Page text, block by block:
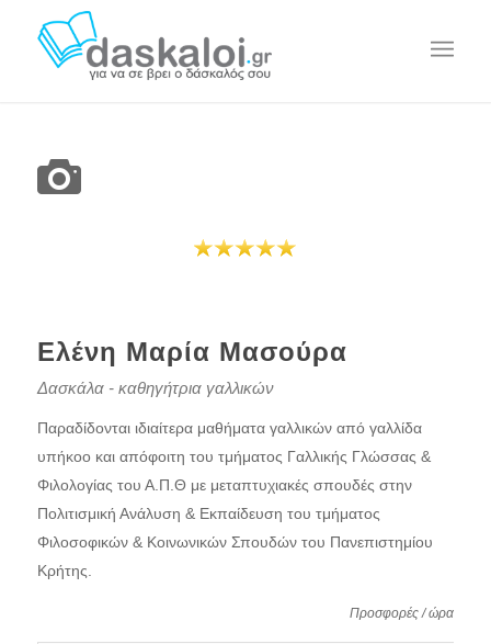
Ελένη Μαρία Μασούρα
Δασκάλα - καθηγήτρια γαλλικών
Παραδίδονται ιδιαίτερα μαθήματα γαλλικών από γαλλίδα
υπήκοο και απόφοιτη του τμήματος Γαλλικής Γλώσσας &
Φιλολογίας του Α.Π.Θ με μεταπτυχιακές σπουδές στην
Πολιτισμική Ανάλυση & Εκπαίδευση του τμήματος
Φιλοσοφικών & Κοινωνικών Σπουδών του Πανεπιστημίου
Κρήτης.
Προσφορές / ώρα